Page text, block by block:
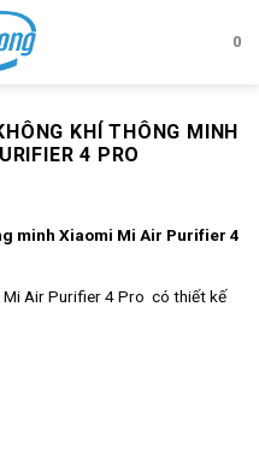
0
KHÍ THÔNG MINH
4 PRO
minh Xiaomi Mi Air Purifier 4
Mi Air Purifier 4 Pro có thiết kế